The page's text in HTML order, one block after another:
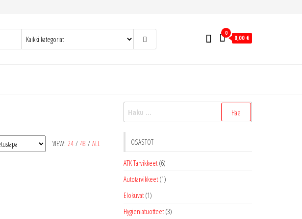
0
0,00 €
VIEW: 24 / 48 / ALL
Haku:
OSASTOT
ATK Tarvikkeet (6)
Autotarvikkeet (1)
Elokuvat (1)
Hygieniatuotteet (3)